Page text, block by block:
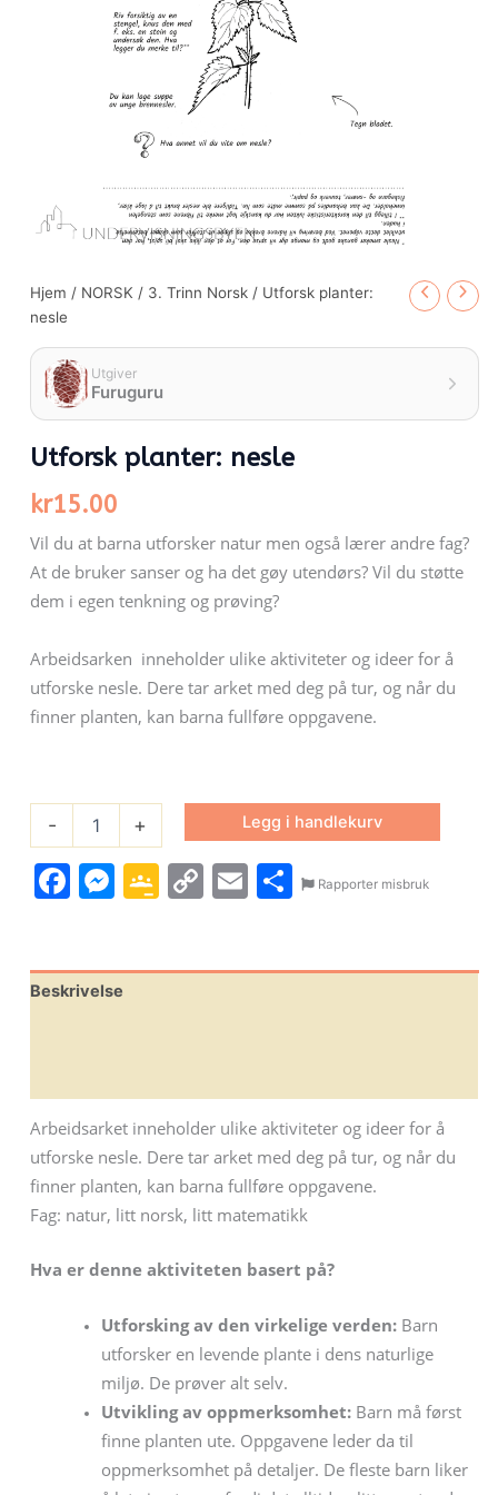
Hjem / NORSK / 3. Trinn Norsk / Utforsk planter:
nesle
Utgiver
Furuguru
Utforsk planter: nesle
kr15.00
Vil du at barna utforsker natur men også lærer andre fag?
At de bruker sanser og ha det gøy utendørs?Vil du støtte
dem i egen tenkning og prøving?
Arbeidsarken inneholder ulike aktiviteter og ideer for å
utforske nesle. Dere tar arket med deg på tur, og når du
finner planten, kan barna fullføre oppgavene.
- + Legg i handlekurv
Facebook
Messenger
Google
CopyEmailShare
Rapporter misbruk
Beskrivelse
Arbeidsarket inneholder ulike aktiviteter og ideer for å
utforske nesle. Dere tar arket med deg på tur, og når du
finner planten, kan barna fullføre oppgavene.
Fag: natur, litt norsk, litt matematikk
Hva er denne aktiviteten basert på?
Utforsking av den virkelige verden: Barn
utforsker en levende plante i dens naturlige
miljø. De prøver alt selv.
Utvikling av oppmerksomhet: Barn må først
finne planten ute. Oppgavene leder da til
oppmerksomhet på detaljer. De fleste barn liker